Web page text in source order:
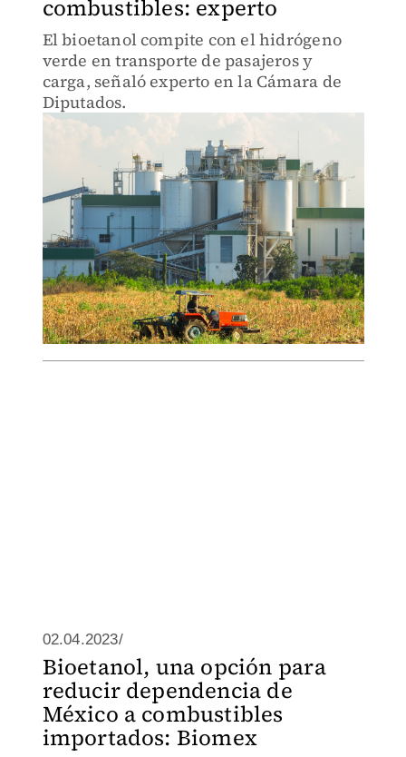
combustibles: experto
El bioetanol compite con el hidrógeno
verde en transporte de pasajeros y
carga, señaló experto en la Cámara de
Diputados.
02.04.2023/
Bioetanol, una opción para
reducir dependencia de
México a combustibles
importados: Biomex